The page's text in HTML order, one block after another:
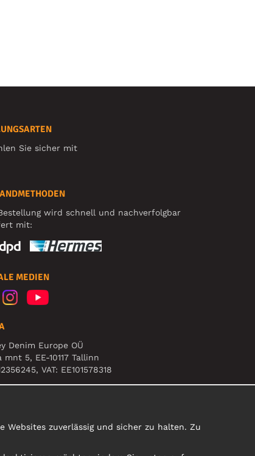
Sie sicher mit
wird schnell und nachverfolgbar
mit:
MEDIEN
Denim Europe OÜ
mnt 5, EE-10117 Tallinn
VAT: EE101578318
Produktrücksendungen nicht an diese
zuverlässig und sicher zu halten. Zu